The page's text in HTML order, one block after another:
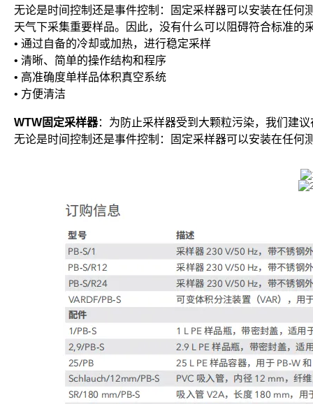
无论是时间控制还是事件控制：固定采样器可以安装在任
天气下采集重要样品。因此，没有什么可以阻碍符合标准的
• 通过自备的冷却或加热，进行稳定采样
• 清晰、简单的操作结构和程序
• 高准确度单样品体积真空系统
• 方便清洁
WTW固定采样器：为防止采样器受到大颗粒污染，我们建
无论是时间控制还是事件控制：固定采样器可以安装在任何